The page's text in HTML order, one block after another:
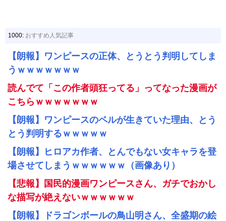
1000: おすすめ人気記事
【朗報】ワンピースの正体、とうとう判明してしま
うｗｗｗｗｗｗｗ
読んでて「この作者頭狂ってる」ってなった漫画が
こちらｗｗｗｗｗｗｗ
【朗報】ワンピースのペルが生きていた理由、とう
とう判明するｗｗｗｗｗ
【朗報】ヒロアカ作者、とんでもない女キャラを登
場させてしまうｗｗｗｗｗｗ（画像あり）
【悲報】国民的漫画ワンピースさん、ガチでおかし
な描写が絶えないｗｗｗｗｗｗ
【朗報】ドラゴンボールの鳥山明さん、全盛期の絵